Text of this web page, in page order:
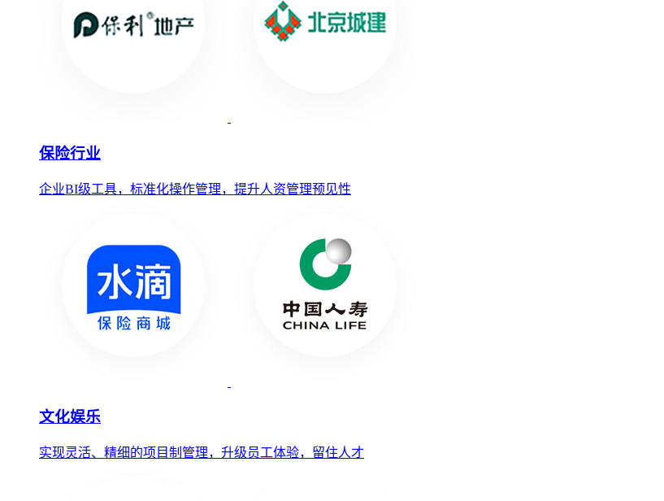
保险行业
企业BI级工具，标准化操作管理，提升人资管理预见性
文化娱乐
实现灵活、精细的项目制管理，升级员工体验，留住人才